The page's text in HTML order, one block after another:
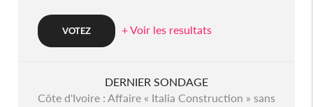
+ Voir les resultats
DERNIER SONDAGE
Côte d'Ivoire : Affaire « Italia Construction » sans